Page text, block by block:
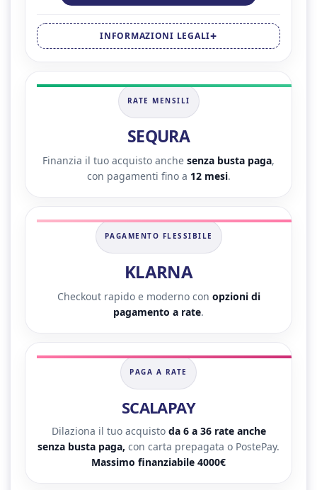
INFORMAZIONI LEGALI
RATE MENSILI
SEQURA
Finanzia il tuo acquisto anche senza busta paga,
con pagamenti fino a 12 mesi.
PAGAMENTO FLESSIBILE
KLARNA
Checkout rapido e moderno con opzioni di
pagamento a rate.
PAGA A RATE
SCALAPAY
Dilaziona il tuo acquisto da 6 a 36 rate anche
senza busta paga, con carta prepagata o PostePay.
Massimo finanziabile 4000€